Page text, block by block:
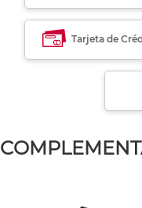
Tarjeta de